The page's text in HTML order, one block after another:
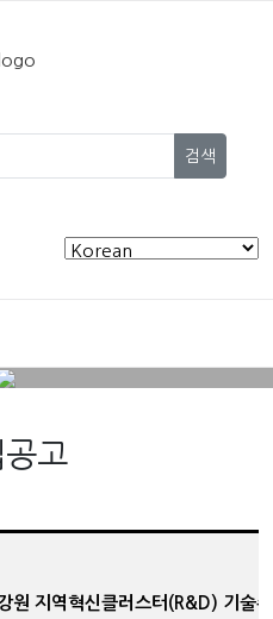
검색
고
지역혁신클러스터(R&D) 기술수